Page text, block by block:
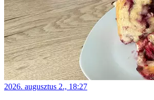
2026. augusztus 2., 18:27